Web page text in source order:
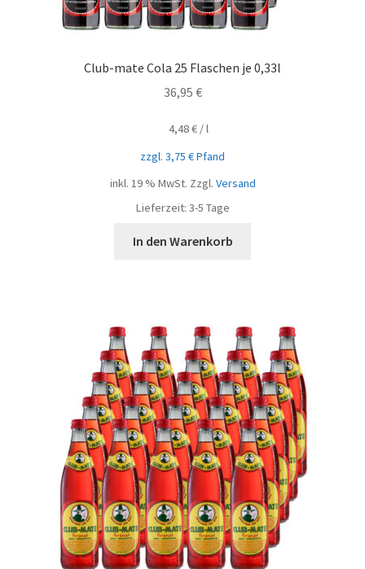
Club-mate Cola 25 Flaschen je 0,33l
36,95 €
4,48€/l
zzgl. 3,75 €Pfand
inkl. 19 % MwSt. Zzgl. Versand
Lieferzeit: 3-5 Tage
In den Warenkorb